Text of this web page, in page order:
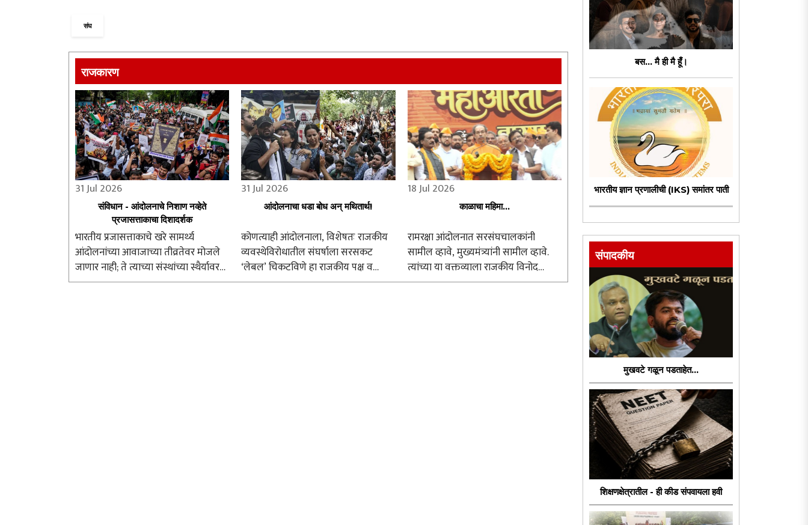
संघ
राजकारण
31 Jul 2026
संविधान - आंदोलनाचे निशाण नव्हेते
प्रजासत्ताकाचा दिशादर्शक
भारतीय प्रजासत्ताकाचे खरे सामर्थ्य
आंदोलनांच्या आवाजाच्या तीव्रतेवर मोजले
जाणार नाही; ते त्याच्या संस्थांच्या स्थैर्यावर
आणि प्रत्येक नागरिकाच्या-विशेषतः
31 Jul 2026
आंदोलनाचा धडा बोध अन् मथितार्थ!
कोणत्याही आंदोलनाला, विशेषतः राजकीय
व्यवस्थेविरोधातील संघर्षाला सरसकट
‘लेबल’ चिकटविणे हा राजकीय पक्ष व
त्यांच्या समर्थकांचा प्रांत. विश्लेषक आणि
18 Jul 2026
काळाचा महिमा...
रामरक्षा आंदोलनात सरसंघचालकांनी
सामील व्हावे, मुख्यमंत्र्यांनी सामील व्हावे.
त्यांच्या या वक्तव्याला राजकीय विनोद
म्हणायचे की अतिमूर्खपणाचे विधान म्हणायचे
बस... मै ही मै हूँ।
भारतीय ज्ञान प्रणालीची (IKS) समांतर पाती
संपादकीय
मुखवटे गळून पडताहेत...
शिक्षणक्षेत्रातील - ही कीड संपवायला हवी